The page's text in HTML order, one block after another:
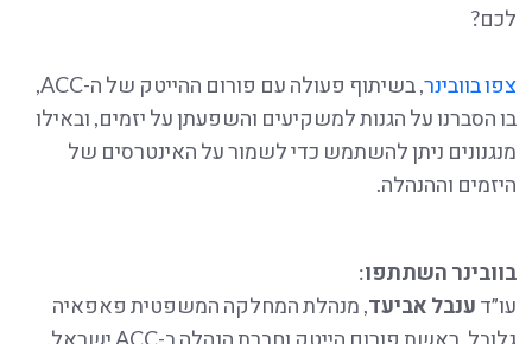
לכם?
צפו בוובינר
, בשיתוף פעולה עם פורום ההייטק של ה-ACC,
בו הסברנו על הגנות למשקיעים והשפעתן על יזמים, ובאילו
מנגנונים ניתן להשתמש כדי לשמור על האינטרסים של
היזמים וההנהלה.
בוובינר השתתפו:
עו״ד ענבל אביעד, מנהלת המחלקה המשפטית פאפאיה
גלובל, ראשת פורום הייטק וחברת הנהלה ב-ACC ישראל.